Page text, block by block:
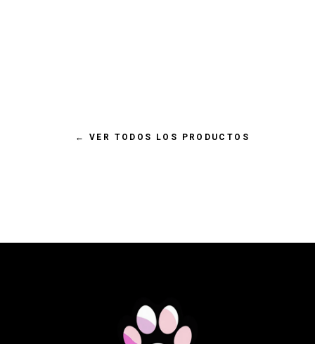
← VER TODOS LOS PRODUCTOS